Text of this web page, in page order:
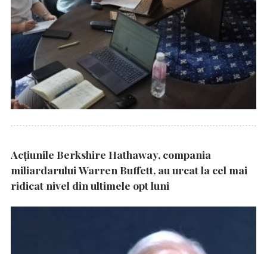
Acțiunile Berkshire Hathaway, compania
miliardarului Warren Buffett, au urcat la cel mai
ridicat nivel din ultimele opt luni